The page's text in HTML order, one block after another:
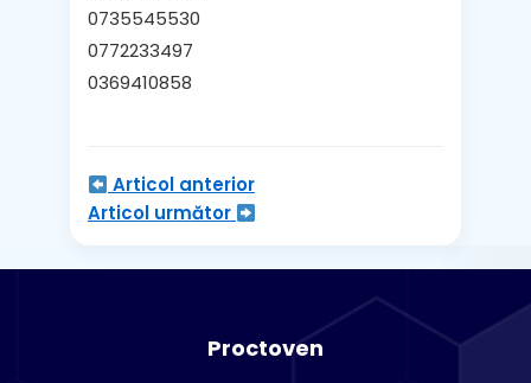
0735545530
0772233497
0369410858
Articol anterior
Articol următor
Proctoven